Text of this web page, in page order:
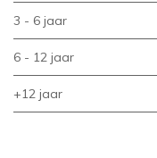
3 - 6 jaar
6 - 12 jaar
+12 jaar